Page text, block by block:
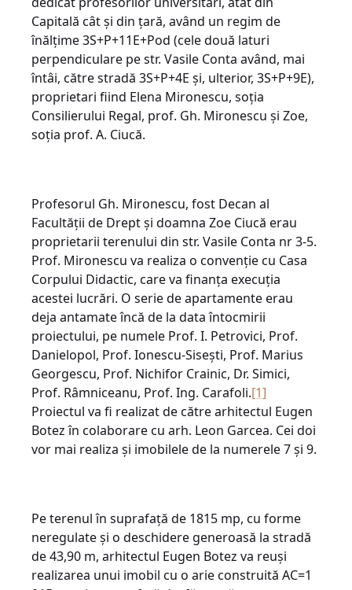
Capitală cât și din țară, având un regim de
înălțime 3S+P+11E+Pod (cele două laturi
perpendiculare pe str. Vasile Conta având, mai
întâi, către stradă 3S+P+4E și, ulterior, 3S+P+9E),
proprietari fiind Elena Mironescu, soția
Consilierului Regal, prof. Gh. Mironescu și Zoe,
soția prof. A. Ciucă.
Profesorul Gh. Mironescu, fost Decan al
Facultății de Drept și doamna Zoe Ciucă erau
proprietarii terenului din str. Vasile Conta nr 3-5.
Prof. Mironescu va realiza o convenție cu Casa
Corpului Didactic, care va finanța execuția
acestei lucrări. O serie de apartamente erau
deja antamate încă de la data întocmirii
proiectului, pe numele Prof. I. Petrovici, Prof.
Danielopol, Prof. Ionescu-Sisești, Prof. Marius
Georgescu, Prof. Nichifor Crainic, Dr. Simici,
Prof. Râmniceanu, Prof. Ing. Carafoli.[1]
Proiectul va fi realizat de către arhitectul Eugen
Botez în colaborare cu arh. Leon Garcea. Cei doi
vor mai realiza și imobilele de la numerele 7 și 9.
Pe terenul în suprafață de 1815 mp, cu forme
neregulate și o deschidere generoasă la stradă
de 43,90 m, arhitectul Eugen Botez va reuși
realizarea unui imobil cu o arie construită AC=1